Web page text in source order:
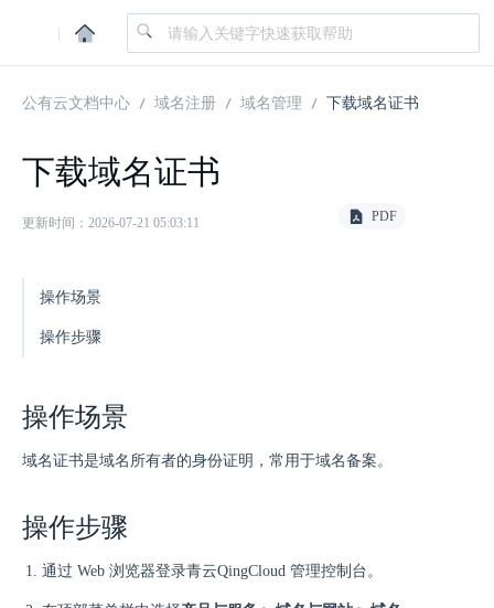
|
公有云文档中心 域名注册 域名管理 下载域名证书
下载域名证书
更新时间：2026-07-21 05:03:11 PDF
操作场景
操作步骤
操作场景
域名证书是域名所有者的身份证明，常用于域名备案。
操作步骤
通过 Web 浏览器登录青云QingCloud 管理控制台。